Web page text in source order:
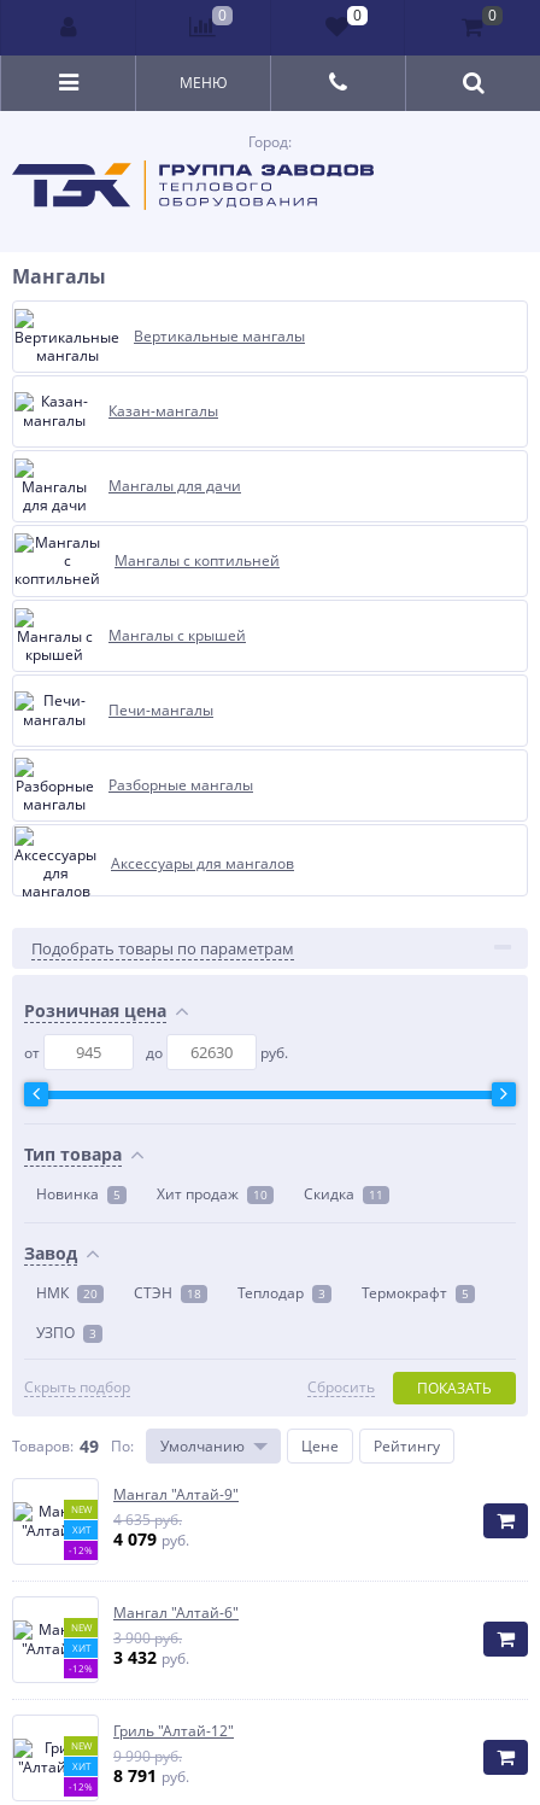
Город:
МЕНЮ
Мангалы
Вертикальные мангалы
Казан-мангалы
Мангалы для дачи
Мангалы с коптильней
Мангалы с крышей
Печи-мангалы
Разборные мангалы
Аксессуары для мангалов
Подобрать товары по параметрам
Розничная цена
от до руб.
Тип товара
Новинка 5 Хит продаж 10 Скидка 11
Завод
НМК 20 СТЭН 18 Теплодар 3 Термокрафт 5
УЗПО 3
Скрыть подбор ПОКАЗАТЬ
Сбросить
Товаров: 49 По: Умолчанию Цене Рейтингу
NEW
ХИТ
-12%
Мангал "Алтай-9"
4 635 руб.
4 079 руб.
NEW
ХИТ
-12%
Мангал "Алтай-6"
3 900 руб.
3 432 руб.
NEW
ХИТ
-12%
Гриль "Алтай-12"
9 990 руб.
8 791 руб.
0 0 0